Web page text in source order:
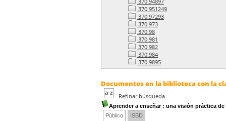
370.951249
370.97293
370.973
370.98
370.981
370.982
370.984
370.9895
Documentos en la biblioteca con la
Refinar búsqueda
Aprender a enseñar: una visión práctica de
Público
ISBD